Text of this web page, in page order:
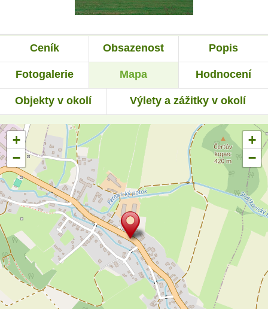
Ceník Obsazenost Popis
Fotogalerie Mapa Hodnocení
Objekty v okolí Výlety a zážitky v okolí
+
−
+
−